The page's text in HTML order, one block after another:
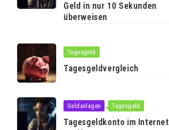
Geld in nur 10 Sekunden
überweisen
Tagesgeld
Tagesgeldvergleich
Geldanlagen , Tagesgeld
Tagesgeldkonto im Internet